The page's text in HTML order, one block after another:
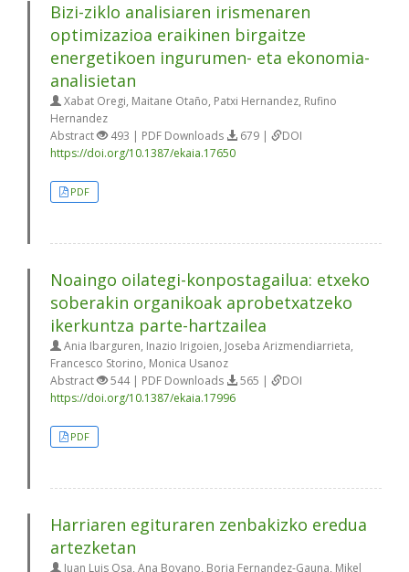
Bizi-ziklo analisiaren irismenaren
optimizazioa eraikinen birgaitze
energetikoen ingurumen- eta ekonomia-
analisietan
Xabat Oregi, Maitane Otaño, Patxi Hernandez, Rufino
Hernandez
Abstract
493 | PDF Downloads 679 |
DOI
https://doi.org/10.1387/ekaia.17650
PDF
Noaingo oilategi-konpostagailua: etxeko
soberakin organikoak aprobetxatzeko
ikerkuntza parte-hartzailea
Ania Ibarguren, Inazio Irigoien, Joseba Arizmendiarrieta,
Francesco Storino, Monica Usanoz
Abstract
544 | PDF Downloads 565 |
DOI
https://doi.org/10.1387/ekaia.17996
PDF
Harriaren egituraren zenbakizko eredua
artezketan
Juan Luis Osa, Ana Boyano, Borja Fernandez-Gauna, Mikel